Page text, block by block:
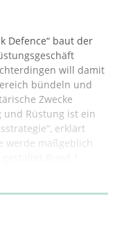
Defence“ baut der
will damit
bündeln und
Zwecke
und Rüstung ist ein
erklärt
werde maßgeblich